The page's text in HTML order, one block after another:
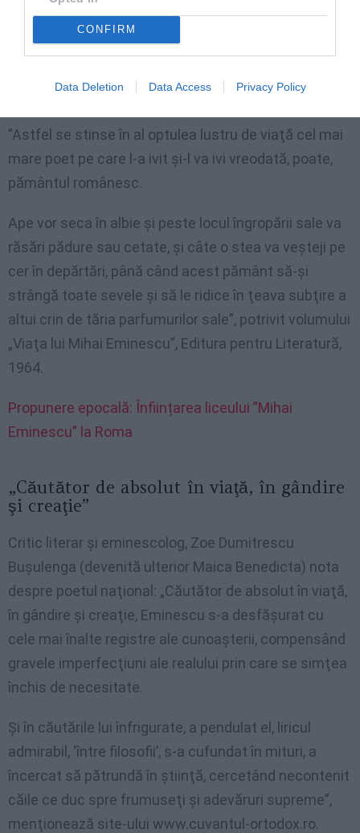
CONFIRM
Data Deletion Data Access Privacy Policy
va ivi vreodată, poate, pământul
românesc”
Călinescu afirma:
”Astfel se stinse în al optulea lustru de viaţă cel mai
mare poet pe care l-a ivit şi-l va ivi vreodată, poate,
pământul românesc.
Ape vor seca în albie şi peste locul îngropării sale va
răsări pădure sau cetate, şi câte o stea va veşteji pe
cer în depărtări, până când acest pământ să-şi
strângă toate sevele şi să le ridice în ţeava subţire a
altui crin de tăria parfumurilor sale”, potrivit volumului
„Viaţa lui Mihai Eminescu”, Editura pentru Literatură,
1964.
Propunere epocală: Înființarea liceului ”Mihai
Eminescu” la Roma
„Căutător de absolut în viaţă, în gândire
şi creaţie”
Critic literar şi eminescolog, Zoe Dumitrescu
Buşulenga (devenită ulterior Maica Benedicta) nota
despre poetul naţional: „Căutător de absolut în viaţă,
în gândire şi creaţie, Eminescu s-a desfăşurat cu
cele mai înalte registre ale cunoaşterii, compensând
gravele imperfecţiuni ale realului prin care se simţea
închis de necesitate.
Şi în căutările lui înfrigurate, a pendulat el, liricul
admirabil, ‘între filosofii’, s-a cufundat în mituri, a
încercat să pătrundă în ştiinţă, cercetând necontenit
căile ce duc spre frumuseţi şi adevăruri supreme”,
menţionează site-ului www.cuvantul-ortodox.ro.